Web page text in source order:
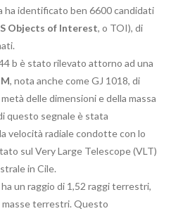
ha identificato ben 6600 candidati
Objects of Interest, o TOI), di
b è stato rilevato attorno ad una
, nota anche come GJ 1018, di
delle dimensioni e della massa
questo segnale è stata
velocità radiale condotte con lo
sul Very Large Telescope (VLT)
in Cile.
un raggio di 1,52 raggi terrestri,
masse terrestri. Questo